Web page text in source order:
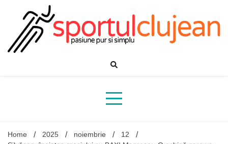
Home 2025 noiembrie
12